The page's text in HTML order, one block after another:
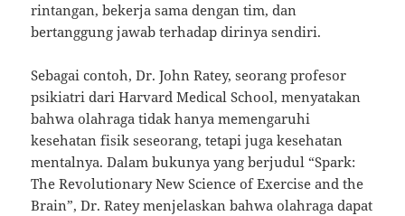
rintangan, bekerja sama dengan tim, dan
bertanggung jawab terhadap dirinya sendiri.
Sebagai contoh, Dr. John Ratey, seorang profesor
psikiatri dari Harvard Medical School, menyatakan
bahwa olahraga tidak hanya memengaruhi
kesehatan fisik seseorang, tetapi juga kesehatan
mentalnya. Dalam bukunya yang berjudul “Spark:
The Revolutionary New Science of Exercise and the
Brain”, Dr. Ratey menjelaskan bahwa olahraga dapat